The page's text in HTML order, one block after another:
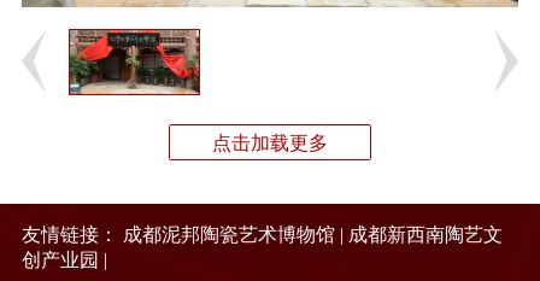
点击加载更多
友情链接： 成都泥邦陶瓷艺术博物馆| 成都新西南陶艺文
创产业园 |